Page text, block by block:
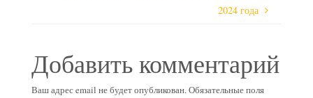
2024 года
Добавить комментарий
Ваш адрес email не будет опубликован.Обязательные поля